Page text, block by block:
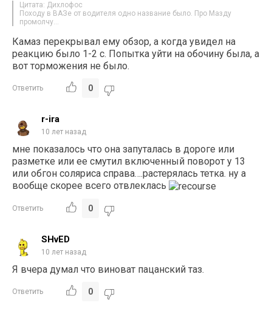
Цитата: Дихлофос
Походу в ВАЗе от водителя одно название было. Про Мазду
промолчу…
Камаз перекрывал ему обзор, а когда увидел на
реакцию было 1-2 с. Попытка уйти на обочину была, а
вот торможения не было.
Ответить 0
r-ira
10 лет назад
мне показалось что она запуталась в дороге или
разметке или ее смутил включенный поворот у 13
или обгон соляриса справа….растерялась тетка. ну а
вообще скорее всего отвлеклась
Ответить 0
SHvED
10 лет назад
Я вчера думал что виноват пацанский таз.
Ответить 0